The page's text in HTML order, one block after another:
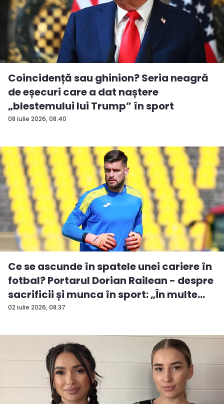
08 iulie 2026, 08:40
Coincidență sau ghinion? Seria neagră
de eșecuri care a dat naștere
„blestemului lui Trump” în sport
02 iulie 2026, 08:37
Ce se ascunde în spatele unei cariere în
fotbal? Portarul Dorian Railean - despre
sacrificii și munca în sport: „În multe...